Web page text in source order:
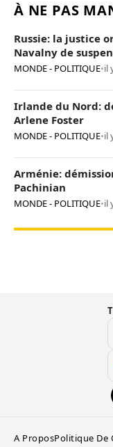
À NE PAS
Russie: la justice
Navalny de
MONDE - POLITIQUE•il
Irlande du Nord:
Arlene Foster
MONDE - POLITIQUE•il
Arménie:
Pachinian
MONDE - POLITIQUE•il
A ProposPolitique De